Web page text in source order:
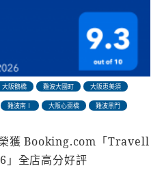
大阪鶴橋 難波大國町 大阪恵美須
難波南Ⅰ 大阪心齋橋 難波黑門
榮獲 Booking.com「Travell
全店高分好評